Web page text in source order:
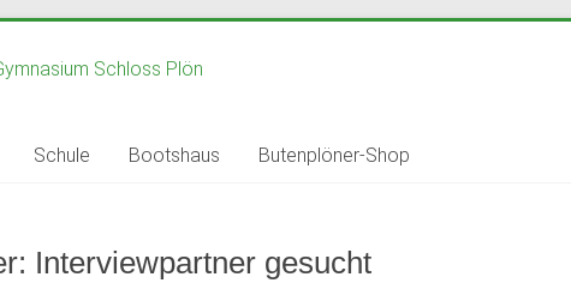
Schule Bootshaus Butenplöner-Shop
Interviewpartner gesucht